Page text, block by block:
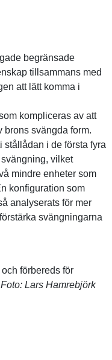
begränsade
tillsammans med
att lätt komma i
kompliceras av att
brons svängda form.
stållådan i de första fyra
vilket
mindre enheter som
konfiguration som
analyserats för mer
svängningarna
förbereds för
Foto: Lars Hamrebjörk